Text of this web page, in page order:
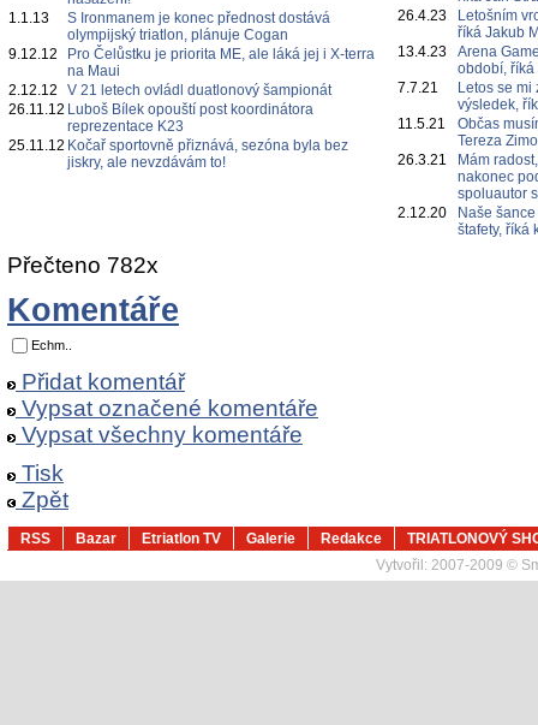
1.1.13
S Ironmanem je konec přednost dostává
olympijský triatlon, plánuje Cogan
9.12.12
Pro Čelůstku je priorita ME, ale láká jej i X-terra
na Maui
2.12.12
V 21 letech ovládl duatlonový šampionát
26.11.12 Luboš Bílek opouští post koordinátora
reprezentace K23
25.11.12 Kočař sportovně přiznává, sezóna byla bez
jiskry, ale nevzdávám to!
26.4.23
Letošním
říká Jakub
13.4.23
Arena
období,
7.7.21
Letos se
výsledek,
11.5.21
Občas
Tereza
26.3.21
Mám
nakonec
spoluautor
2.12.20
Naše
štafety, říká
Přečteno 782x
Komentáře
Echm..
Přidat komentář
Vypsat označené komentáře
Vypsat všechny komentáře
Tisk
Zpět
RSS Bazar Etriatlon TV Galerie Redakce
TRIATLONOVÝ
Vytvořil: 2007-2009 ©